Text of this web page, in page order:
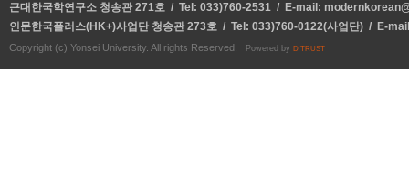
근대한국학연구소 청송관 271호 / Tel: 033)760-2531 / E-mail:
인문한국플러스(HK+)사업단 청송관 273호 / Tel: 033)760-0122(사업단) / E-
Copyright (c) Yonsei University. All rights Reserved. Powered by D'TRUST